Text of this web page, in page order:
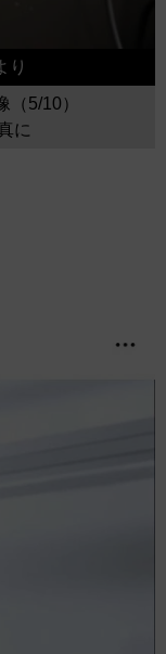
り
5/10）
に